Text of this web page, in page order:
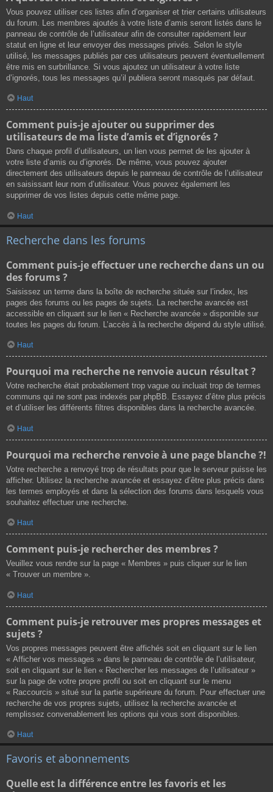
Vous pouvez utiliser ces listes afin d’organiser et trier certains utilisateurs
du forum. Les membres ajoutés à votre liste d’amis seront listés dans le
panneau de contrôle de l’utilisateur afin de consulter rapidement leur
statut en ligne et leur envoyer des messages privés. Selon le style
utilisé, les messages publiés par ces utilisateurs peuvent éventuellement
être mis en surbrillance. Si vous ajoutez un utilisateur à votre liste
d’ignorés, tous les messages qu’il publiera seront masqués par défaut.
Haut
Comment puis-je ajouter ou supprimer des
utilisateurs de ma liste d’amis et d’ignorés ?
Dans chaque profil d’utilisateurs, un lien vous permet de les ajouter à
votre liste d’amis ou d’ignorés. De même, vous pouvez ajouter
directement des utilisateurs depuis le panneau de contrôle de l’utilisateur
en saisissant leur nom d’utilisateur. Vous pouvez également les
supprimer de vos listes depuis cette même page.
Haut
Recherche dans les forums
Comment puis-je effectuer une recherche dans un ou
des forums ?
Saisissez un terme dans la boîte de recherche située sur l’index, les
pages des forums ou les pages de sujets. La recherche avancée est
accessible en cliquant sur le lien « Recherche avancée » disponible sur
toutes les pages du forum. L’accès à la recherche dépend du style utilisé.
Haut
Pourquoi ma recherche ne renvoie aucun résultat ?
Votre recherche était probablement trop vague ou incluait trop de termes
communs qui ne sont pas indexés par phpBB. Essayez d’être plus précis
et d’utiliser les différents filtres disponibles dans la recherche avancée.
Haut
Pourquoi ma recherche renvoie à une page blanche ?!
Votre recherche a renvoyé trop de résultats pour que le serveur puisse les
afficher. Utilisez la recherche avancée et essayez d’être plus précis dans
les termes employés et dans la sélection des forums dans lesquels vous
souhaitez effectuer une recherche.
Haut
Comment puis-je rechercher des membres ?
Veuillez vous rendre sur la page « Membres » puis cliquer sur le lien
« Trouver un membre ».
Haut
Comment puis-je retrouver mes propres messages et
sujets ?
Vos propres messages peuvent être affichés soit en cliquant sur le lien
« Afficher vos messages » dans le panneau de contrôle de l’utilisateur,
soit en cliquant sur le lien « Rechercher les messages de l’utilisateur »
sur la page de votre propre profil ou soit en cliquant sur le menu
« Raccourcis » situé sur la partie supérieure du forum. Pour effectuer une
recherche de vos propres sujets, utilisez la recherche avancée et
remplissez convenablement les options qui vous sont disponibles.
Haut
Favoris et abonnements
Quelle est la différence entre les favoris et les